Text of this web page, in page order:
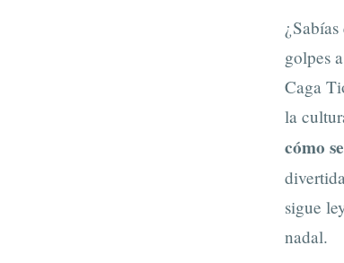
golpes
Caga
la
cómo
sigue
nadal.